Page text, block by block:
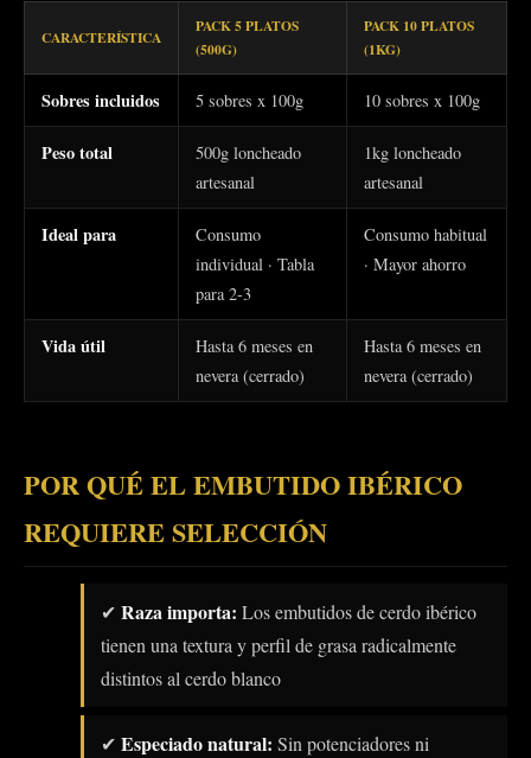
CARACTERÍSTICA
PACK 5 PLATOS
(500G)
PACK 10 PLATOS
(1KG)
Sobres incluidos 5 sobres x 100g 10 sobres x 100g
Peso total
500g loncheado
artesanal
1kg loncheado
artesanal
Ideal para
Consumo
individual · Tabla
para 2-3
Consumo habitual
· Mayor ahorro
Vida útil
Hasta 6 meses en
nevera (cerrado)
Hasta 6 meses en
nevera (cerrado)
POR QUÉ EL EMBUTIDO IBÉRICO
REQUIERE SELECCIÓN
✔ Raza importa: Los embutidos de cerdo ibérico
tienen una textura y perfil de grasa radicalmente
distintos al cerdo blanco
✔ Especiado natural: Sin potenciadores ni